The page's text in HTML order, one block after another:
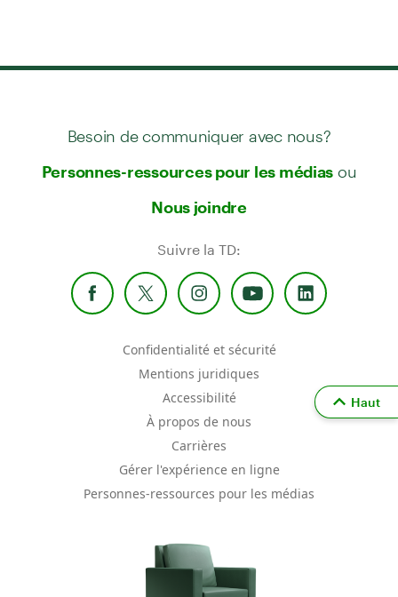
Besoin de communiquer avec nous?
Personnes-ressources pour les médias ou
Nous joindre
Suivre la TD:
Confidentialité et sécurité
Mentions juridiques
Accessibilité
À propos de nous
Carrières
Gérer l'expérience en ligne
Personnes-ressources pour les médias
Haut